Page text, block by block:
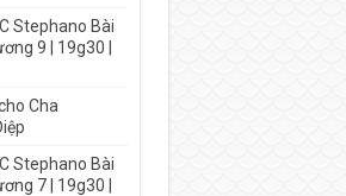
Stephano Bài
9 | 19g30 |
Cha
Stephano Bài
7 | 19g30 |